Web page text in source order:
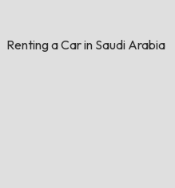
Renting a Car in Saudi Arabia